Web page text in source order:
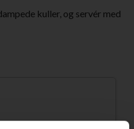
kuller, og servér med